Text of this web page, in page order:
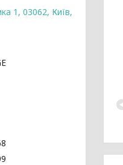
1, 03062, Київ,